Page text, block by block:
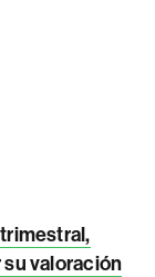
valoración